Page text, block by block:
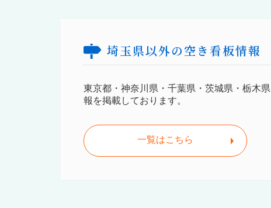
埼玉県以外の空き看板情報
東京都・神奈川県・千葉県・茨城県・栃木
報を掲載しております。
一覧はこちら